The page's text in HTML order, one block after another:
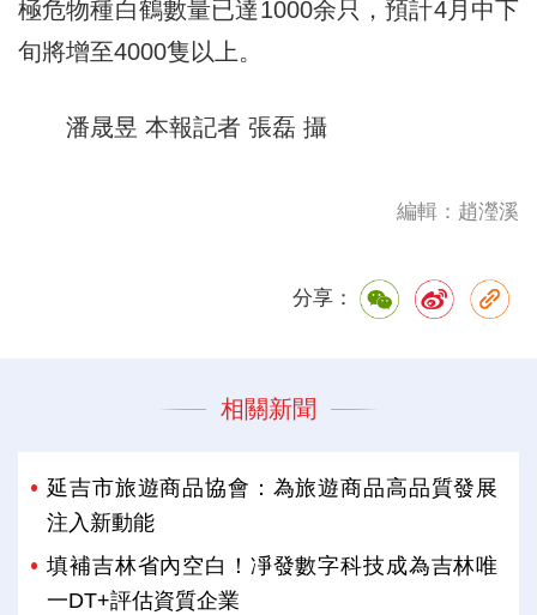
極危物種白鶴數量已達1000余只，預計4月中下
旬將增至4000隻以上。
潘晟昱 本報記者 張磊 攝
編輯：趙瀅溪
分享：
相關新聞
延吉市旅遊商品協會：為旅遊商品高品質發展
注入新動能
填補吉林省內空白！凈發數字科技成為吉林唯
一DT+評估資質企業